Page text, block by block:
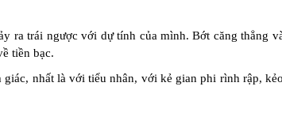
ra trái ngược với dự tính của mình. Bớt căng thẳng
tiền bạc.
giác, nhất là với tiểu nhân, với kẻ gian phi rình rập,